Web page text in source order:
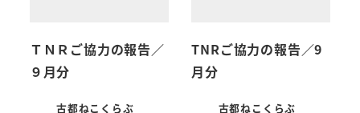
ＴＮＲご協力の報告／
９月分
古都ねこくらぶ
TNRご協力の報告／9
月分
古都ねこくらぶ